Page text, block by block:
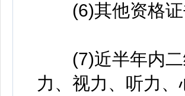
(6)其他资格证
(7)近半年内二
力、视力、听力